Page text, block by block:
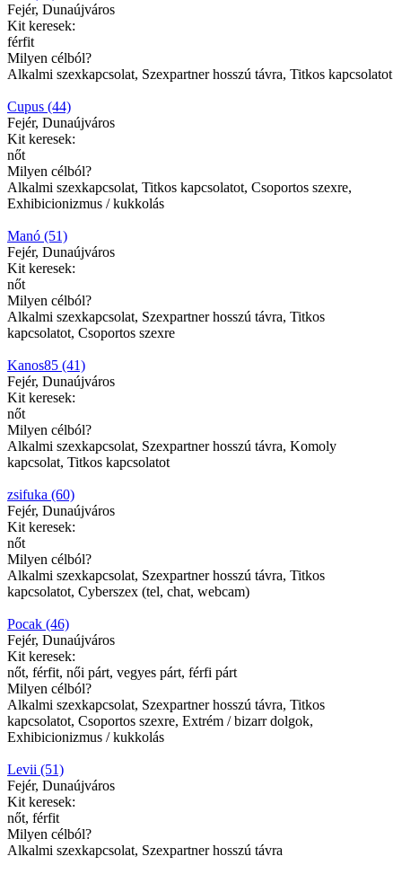
Fejér, Dunaújváros
Kit keresek:
férfit
Milyen célból?
Alkalmi szexkapcsolat, Szexpartner hosszú távra, Titkos kapcsolatot
Cupus (44)
Fejér, Dunaújváros
Kit keresek:
nőt
Milyen célból?
Alkalmi szexkapcsolat, Titkos kapcsolatot, Csoportos szexre,
Exhibicionizmus / kukkolás
Manó (51)
Fejér, Dunaújváros
Kit keresek:
nőt
Milyen célból?
Alkalmi szexkapcsolat, Szexpartner hosszú távra, Titkos
kapcsolatot, Csoportos szexre
Kanos85 (41)
Fejér, Dunaújváros
Kit keresek:
nőt
Milyen célból?
Alkalmi szexkapcsolat, Szexpartner hosszú távra, Komoly
kapcsolat, Titkos kapcsolatot
zsifuka (60)
Fejér, Dunaújváros
Kit keresek:
nőt
Milyen célból?
Alkalmi szexkapcsolat, Szexpartner hosszú távra, Titkos
kapcsolatot, Cyberszex (tel, chat, webcam)
Pocak (46)
Fejér, Dunaújváros
Kit keresek:
nőt, férfit, női párt, vegyes párt, férfi párt
Milyen célból?
Alkalmi szexkapcsolat, Szexpartner hosszú távra, Titkos
kapcsolatot, Csoportos szexre, Extrém / bizarr dolgok,
Exhibicionizmus / kukkolás
Levii (51)
Fejér, Dunaújváros
Kit keresek:
nőt, férfit
Milyen célból?
Alkalmi szexkapcsolat, Szexpartner hosszú távra